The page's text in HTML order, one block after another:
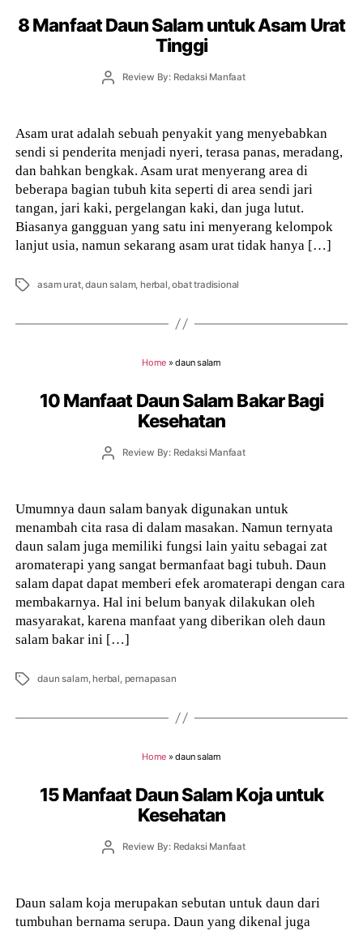
8 Manfaat Daun Salam untuk Asam Urat
Tinggi
PostReview By: Redaksi Manfaat
Asam urat adalah sebuah penyakit yang menyebabkan
sendi si penderita menjadi nyeri, terasa panas, meradang,
dan bahkan bengkak. Asam urat menyerang area di
beberapa bagian tubuh kita seperti di area sendi jari
tangan, jari kaki, pergelangan kaki, dan juga lutut.
Biasanya gangguan yang satu ini menyerang kelompok
lanjut usia, namun sekarang asam urat tidak hanya […]
Tags asam urat,daun salam, herbal,obat tradisional
Home »daun salam
10 Manfaat Daun Salam Bakar Bagi
Kesehatan
PostReview By: Redaksi Manfaat
Umumnya daun salam banyak digunakan untuk
menambah cita rasa di dalam masakan. Namun ternyata
daun salam juga memiliki fungsi lain yaitu sebagai zat
aromaterapi yang sangat bermanfaat bagi tubuh. Daun
salam dapat dapat memberi efek aromaterapi dengan cara
membakarnya. Hal ini belum banyak dilakukan oleh
masyarakat, karena manfaat yang diberikan oleh daun
salam bakar ini […]
Tags daun salam, herbal, pernapasan
Home »daun salam
15 Manfaat Daun Salam Koja untuk
Kesehatan
PostReview By: Redaksi Manfaat
Daun salam koja merupakan sebutan untuk daun dari
tumbuhan bernama serupa. Daun yang dikenal juga